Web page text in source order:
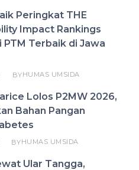
Peringkat THE
Impact Rankings
PTM Terbaik di Jawa
BYHUMAS UMSIDA
Lolos P2MW 2026,
Bahan Pangan
BYHUMAS UMSIDA
Ular Tangga,